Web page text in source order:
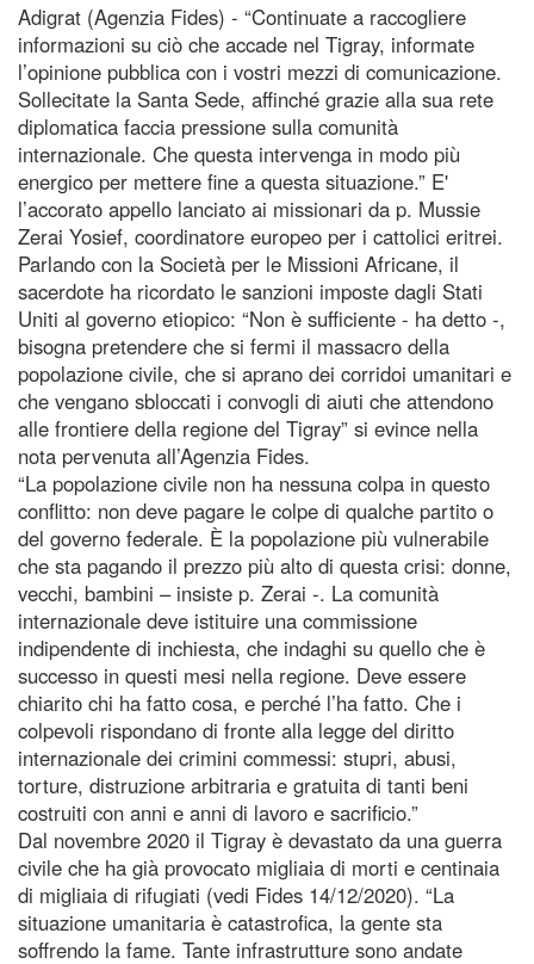
Adigrat (Agenzia Fides) - “Continuate a raccogliere
informazioni su ciò che accade nel Tigray, informate
l’opinione pubblica con i vostri mezzi di comunicazione.
Sollecitate la Santa Sede, affinché grazie alla sua rete
diplomatica faccia pressione sulla comunità
internazionale. Che questa intervenga in modo più
energico per mettere fine a questa situazione.” E'
l’accorato appello lanciato ai missionari da p. Mussie
Zerai Yosief, coordinatore europeo per i cattolici eritrei.
Parlando con la Società per le Missioni Africane, il
sacerdote ha ricordato le sanzioni imposte dagli Stati
Uniti al governo etiopico: “Non è sufficiente - ha detto -,
bisogna pretendere che si fermi il massacro della
popolazione civile, che si aprano dei corridoi umanitari e
che vengano sbloccati i convogli di aiuti che attendono
alle frontiere della regione del Tigray” si evince nella
nota pervenuta all’Agenzia Fides.
“La popolazione civile non ha nessuna colpa in questo
conflitto: non deve pagare le colpe di qualche partito o
del governo federale. È la popolazione più vulnerabile
che sta pagando il prezzo più alto di questa crisi: donne,
vecchi, bambini – insiste p. Zerai -. La comunità
internazionale deve istituire una commissione
indipendente di inchiesta, che indaghi su quello che è
successo in questi mesi nella regione. Deve essere
chiarito chi ha fatto cosa, e perché l’ha fatto. Che i
colpevoli rispondano di fronte alla legge del diritto
internazionale dei crimini commessi: stupri, abusi,
torture, distruzione arbitraria e gratuita di tanti beni
costruiti con anni e anni di lavoro e sacrificio.”
Dal novembre 2020 il Tigray è devastato da una guerra
civile che ha già provocato migliaia di morti e centinaia
di migliaia di rifugiati (vedi Fides 14/12/2020). “La
situazione umanitaria è catastrofica, la gente sta
soffrendo la fame. Tante infrastrutture sono andate